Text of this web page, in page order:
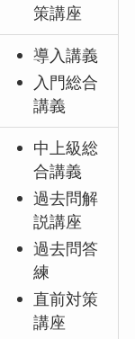
策講座
導入講義
入門総合
講義
中上級総
合講義
過去問解
説講座
過去問答
練
直前対策
講座